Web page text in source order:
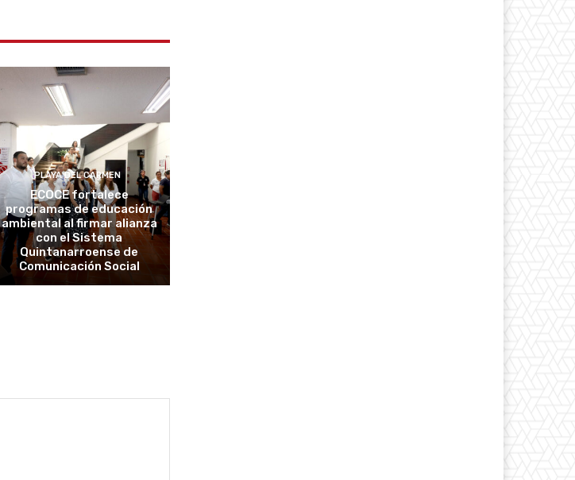
PLAYA DEL CARMEN
ECOCE fortalece
programas de educación
ambiental al firmar alianza
con el Sistema
Quintanarroense de
Comunicación Social